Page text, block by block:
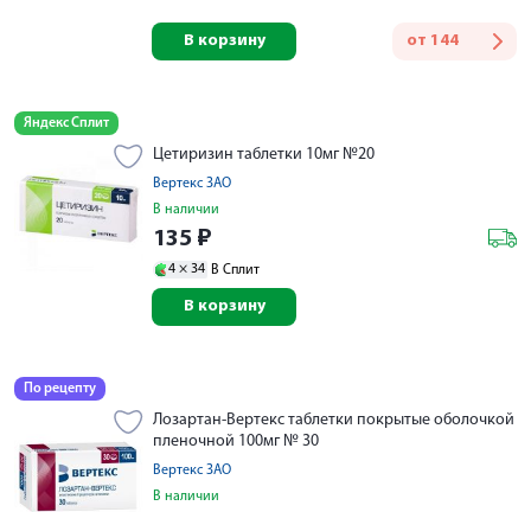
от 144
В корзину
Яндекс Сплит
Цетиризин таблетки 10мг №20
Вертекс ЗАО
В наличии
135 ₽
4 × 34 В Сплит
В корзину
По рецепту
Лозартан-Вертекс таблетки покрытые оболочкой
пленочной 100мг № 30
Вертекс ЗАО
В наличии